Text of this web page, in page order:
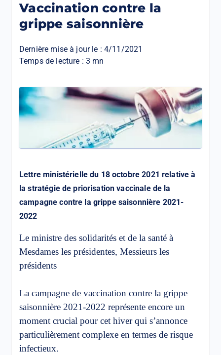
Vaccination contre la
grippe saisonnière
Dernière mise à jour le : 4/11/2021
Temps de lecture : 3 mn
Lettre ministérielle du 18 octobre 2021 relative à
la stratégie de priorisation vaccinale de la
campagne contre la grippe saisonnière 2021-
2022
Le ministre des solidarités et de la santé à
Mesdames les présidentes, Messieurs les
présidents
La campagne de vaccination contre la grippe
saisonnière 2021-2022 représente encore un
moment crucial pour cet hiver qui s’annonce
particulièrement complexe en termes de risque
infectieux.